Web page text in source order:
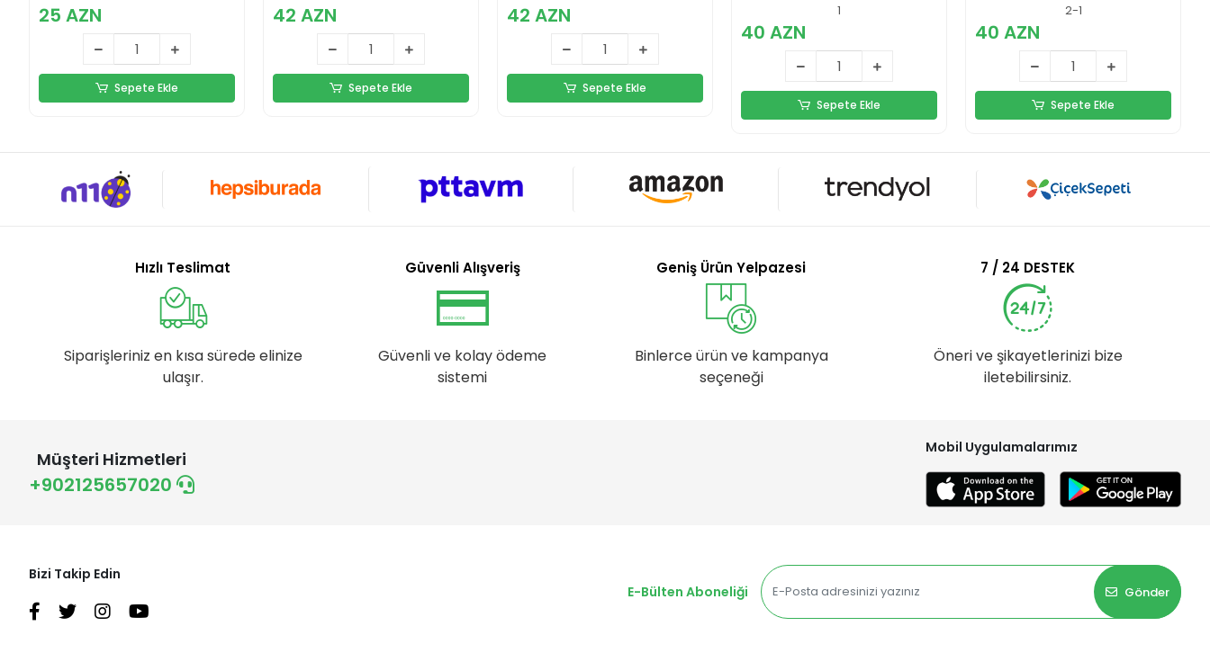
25 AZN
Sepete Ekle
42 AZN
Sepete Ekle
42 AZN
Sepete Ekle
1
40 AZN
Sepete Ekle
Göstergeli, Yüksek
Ses Kalitesi
2-1
40 AZN
Sepete Ekle
Hızlı Teslimat
Siparişleriniz en kısa sürede elinize
ulaşır.
Güvenli Alışveriş
Güvenli ve kolay ödeme
sistemi
Geniş Ürün Yelpazesi
Binlerce ürün ve kampanya
seçeneği
7 / 24 DESTEK
Öneri ve şikayetlerinizi bize
iletebilirsiniz.
Müşteri Hizmetleri
+902125657020
Mobil Uygulamalarımız
Bizi Takip Edin
E-Bülten Aboneliği
Gönder